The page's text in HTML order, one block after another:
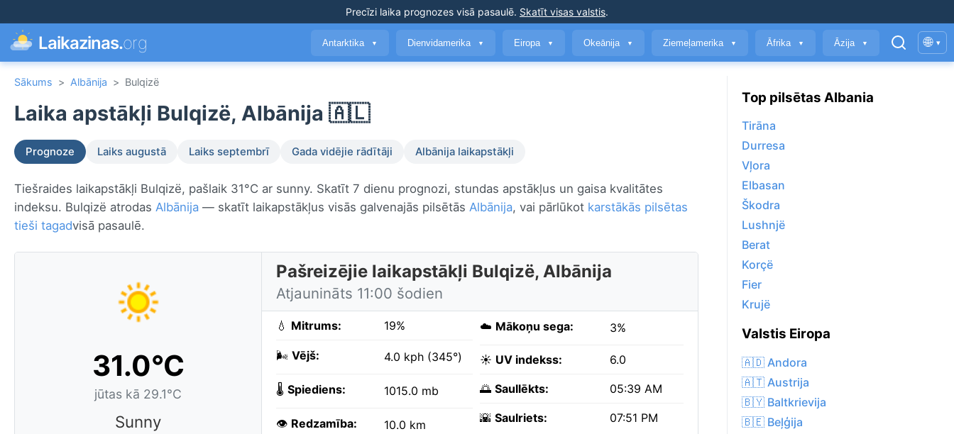
Precīzi laika prognozes visā pasaulē. Skatīt visas valstis.
Laikazinas.org Antarktika ▼ Dienvidamerika ▼ Eiropa ▼ Okeānija ▼ Ziemeļamerika ▼ Āfrika ▼ Āzija ▼ 🌐 ▾
Sākums > Albānija > Bulqizë
Laika apstākļi Bulqizë, Albānija 🇦🇱
Prognoze Laiks augustā Laiks septembrī Gada vidējie rādītāji Albānija laikapstākļi
Tiešraides laikapstākļi Bulqizë, pašlaik 31°C ar sunny. Skatīt 7 dienu prognozi, stundas apstākļus un gaisa kvalitātes
indeksu. Bulqizë atrodas Albānija — skatīt laikapstākļus visās galvenajās pilsētās Albānija, vai pārlūkot karstākās pilsētas
tieši tagadvisā pasaulē.
31.0°C
jūtas kā 29.1°C
Sunny
Pašreizējie laikapstākļi Bulqizë, Albānija
Atjaunināts 11:00 šodien
💧 Mitrums: 19%
🌬️ Vējš: 4.0 kph (345°)
🌡️ Spiediens: 1015.0 mb
👁️ Redzamība: 10.0 km
☁️ Mākoņu sega: 3%
☀️ UV indekss: 6.0
🌅 Saullēkts: 05:39 AM
🌇 Saulriets: 07:51 PM
Top pilsētas Albania
Tirāna
Durresa
Vļora
Elbasan
Škodra
Lushnjë
Berat
Korçë
Fier
Krujë
Valstis Eiropa
🇦🇩 Andora
🇦🇹 Austrija
🇧🇾 Baltkrievija
🇧🇪 Beļģija